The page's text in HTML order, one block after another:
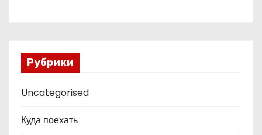
Рубрики
Uncategorised
Куда поехать